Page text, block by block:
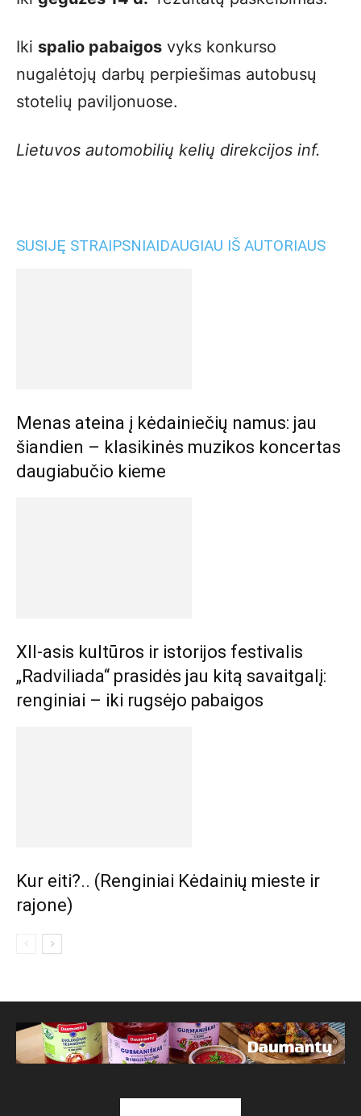
Iki spalio pabaigos vyks konkurso
nugalėtojų darbų perpiešimas autobusų
stotelių paviljonuose.
Lietuvos automobilių kelių direkcijos inf.
SUSIJĘ STRAIPSNIAIDAUGIAU IŠ AUTORIAUS
Menas ateina į kėdainiečių namus: jau
šiandien – klasikinės muzikos koncertas
daugiabučio kieme
XII-asis kultūros ir istorijos festivalis
„Radviliada“ prasidės jau kitą savaitgalį:
renginiai – iki rugsėjo pabaigos
Kur eiti?.. (Renginiai Kėdainių mieste ir
rajone)